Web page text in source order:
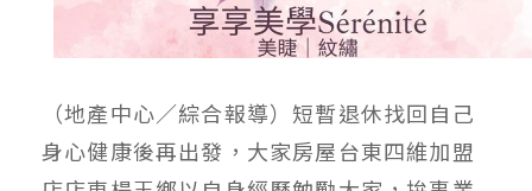
（地產中心／綜合報導）短暫退休找回自己
身心健康後再出發，大家房屋台東四維加盟